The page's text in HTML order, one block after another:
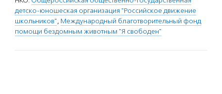
детско-юношеская организация "Российское движение
школьников", Международный благотворительный фонд
помощи бездомным животным "Я свободен"